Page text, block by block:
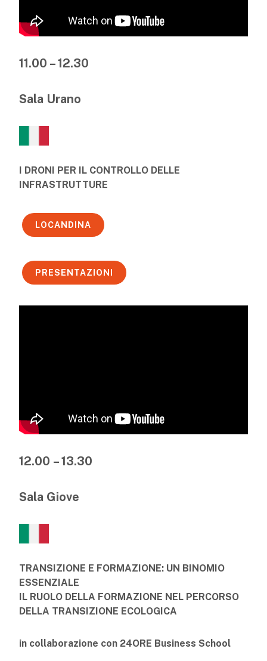
11.00 – 12.30
Sala Urano
I DRONI PER IL CONTROLLO DELLE
INFRASTRUTTURE
LOCANDINA
PRESENTAZIONI
12.00 – 13.30
Sala Giove
TRANSIZIONE E FORMAZIONE: UN BINOMIO
ESSENZIALE
IL RUOLO DELLA FORMAZIONE NEL PERCORSO
DELLA TRANSIZIONE ECOLOGICA
in collaborazione con 24ORE Business School